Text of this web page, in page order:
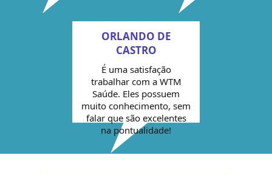
ORLANDO DE
CASTRO
É uma satisfação
trabalhar com a WTM
Saúde. Eles possuem
muito conhecimento, sem
falar que são excelentes
na pontualidade!